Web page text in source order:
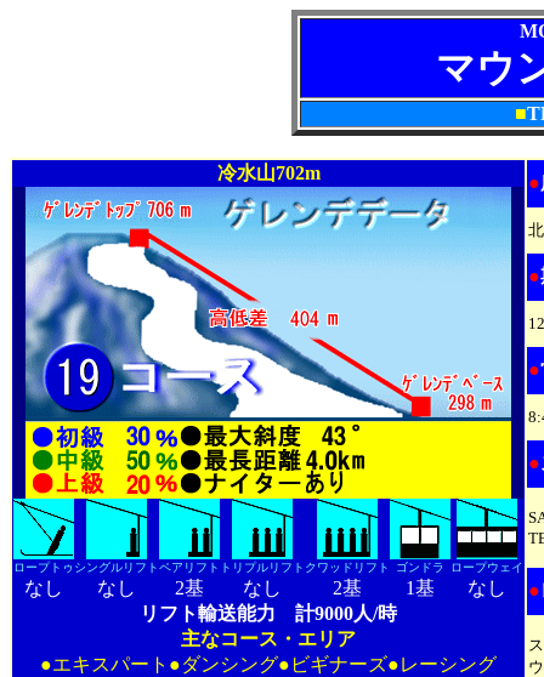
マウ
■
冷水山702m
ロープトゥ
なし
シングルリフト
なし
ペアリフト
2基
トリプルリフト
なし
クワッドリフト
2基
ゴンドラ
1基
ロープウェイ
なし
リフト輸送能力 計9000人/時
主なコース・エリア
●エキスパート ●ダンシング●ビギナーズ●レーシング
●
●
●
●
●